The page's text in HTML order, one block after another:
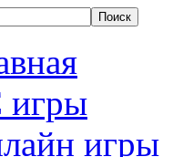
игры
игры